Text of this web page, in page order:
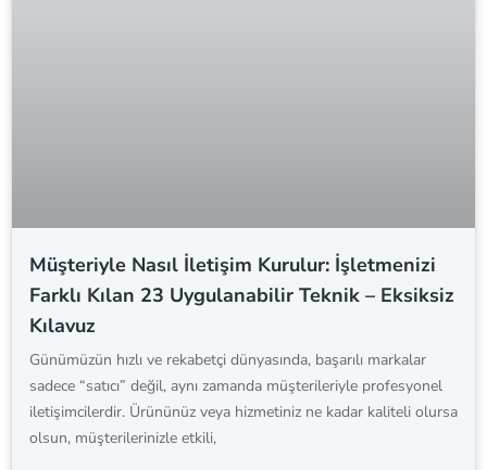
Müşteriyle Nasıl İletişim Kurulur: İşletmenizi
Farklı Kılan 23 Uygulanabilir Teknik – Eksiksiz
Kılavuz
Günümüzün hızlı ve rekabetçi dünyasında, başarılı markalar
sadece “satıcı” değil, aynı zamanda müşterileriyle profesyonel
iletişimcilerdir. Ürününüz veya hizmetiniz ne kadar kaliteli olursa
olsun, müşterilerinizle etkili,